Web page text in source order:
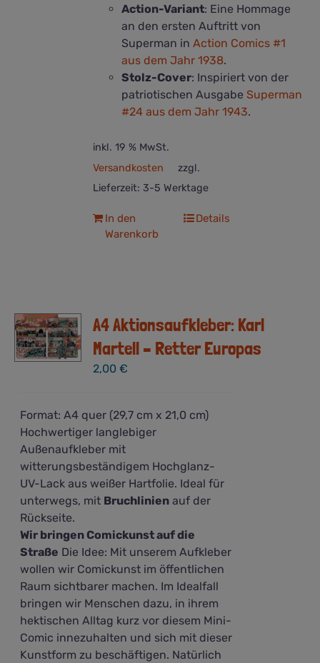
Action-Variant: Eine Hommage
an den ersten Auftritt von
Superman inAction Comics #1
aus dem Jahr 1938.
Stolz-Cover: Inspiriert von der
patriotischen Ausgabe Superman
#24 aus dem Jahr 1943.
inkl. 19 % MwSt.
zzgl.
Versandkosten
Lieferzeit: 3-5 Werktage
In den
Warenkorb
Details
A4 Aktionsaufkleber: Karl
Martell – Retter Europas
2,00€
Format: A4 quer (29,7 cm x 21,0 cm)
Hochwertiger langlebiger
Außenaufkleber mit
witterungsbeständigem Hochglanz-
UV-Lack aus weißer Hartfolie. Ideal für
unterwegs, mit Bruchlinien auf der
Rückseite.
Wir bringen Comickunst auf die
Straße Die Idee: Mit unserem Aufkleber
wollen wir Comickunst im öffentlichen
Raum sichtbarer machen. Im Idealfall
bringen wir Menschen dazu, in ihrem
hektischen Alltag kurz vor diesem Mini-
Comic innezuhalten und sich mit dieser
Kunstform zu beschäftigen. Natürlich